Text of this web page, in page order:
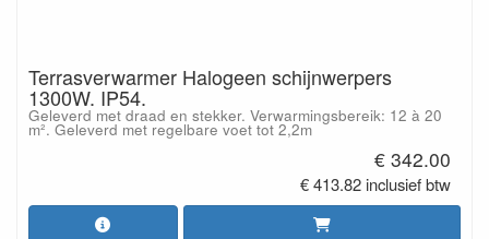
Terrasverwarmer Halogeen schijnwerpers
1300W. IP54.
Geleverd met draad en stekker. Verwarmingsbereik: 12 à 20
m². Geleverd met regelbare voet tot 2,2m
€ 342.00
€ 413.82 inclusief btw